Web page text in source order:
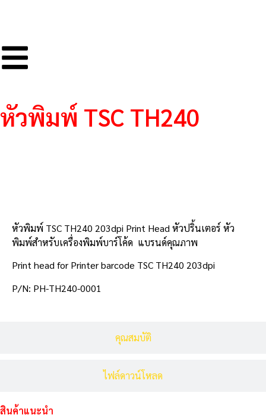
หัวพิมพ์ TSC TH240
คุณสมบัติ
ไฟล์ดาวน์โหลด
หัวพิมพ์ TSC TH240 203dpi Print Head หัวปริ้นเตอร์ หัว
พิมพ์สำหรับเครื่องพิมพ์บาร์โค้ด แบรนด์คุณภาพ
Print head for Printer barcode TSC TH240 203dpi
P/N: PH-TH240-0001
สินค้าแนะนำ